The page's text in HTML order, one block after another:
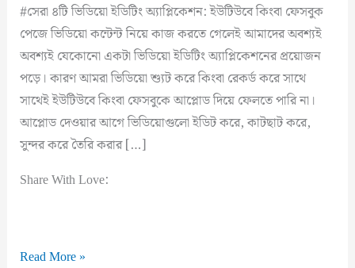
#সেরা ৪টি ভিডিয়ো ইডিটিং অ্যাপ্লিকেশন: ইউটিউবে কিংবা ফেসবুক
পেজে ভিডিয়ো কন্টেন্ট নিয়ে কাজ করতে গেলেই আমাদের অবশ্যই
অবশ্যই যেকোনো একটা ভিডিয়ো ইডিটিং অ্যাপ্লিকেশনের প্রয়োজন
পড়ে। কারণ আমরা ভিডিয়ো শ্যুট করে কিংবা রেকর্ড করে সাথে
সাথেই ইউটিউবে কিংবা ফেসবুকে আপ্লোড দিয়ে ফেলতে পারি না।
আপ্লোড দেওয়ার আগে ভিডিয়োগুলো ইডিট করে, কাটছাট করে,
সুন্দর করে তৈরি করার […]
Share With Love:
সেরা
Read More »